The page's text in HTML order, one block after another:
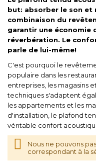
but: absorber le son et
combinaison du
garantir une économie
réverbération. Le
parle de lui-même!
C'est pourquoi le
populaire dans les
entreprises, les magasins
techniques s'adaptent
les appartements et les
d'installation, le plafond
véritable confort
Nous ne pouvons
correspondant à la